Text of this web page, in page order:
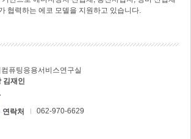
협력하는 에코 모델을 지원하고 있습니다.
퓨팅응용서비스연구실
김재인
연락처 062-970-6629